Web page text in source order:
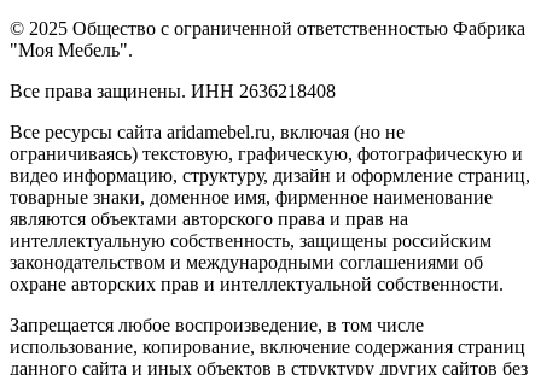
© 2025 Общество с ограниченной ответственностью Фабрика
"Моя Мебель".
Все права защинены. ИНН 2636218408
Все ресурсы сайта aridamebel.ru, включая (но не
ограничиваясь) текстовую, графическую, фотографическую и
видео информацию, структуру, дизайн и оформление страниц,
товарные знаки, доменное имя, фирменное наименование
являются объектами авторского права и прав на
интеллектуальную собственность, защищены российским
законодательством и международными соглашениями об
охране авторских прав и интеллектуальной собственности.
Запрещается любое воспроизведение, в том числе
использование, копирование, включение содержания страниц
данного сайта и иных объектов в структуру других сайтов без